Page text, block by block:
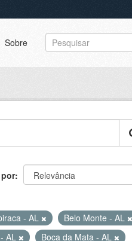
Sobre
- AL
Belo Monte - AL
AL
Boca da Mata - AL